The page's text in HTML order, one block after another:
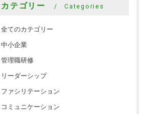
カテゴリー Categories
全てのカテゴリー
中小企業
管理職研修
リーダーシップ
ファシリテーション
コミュニケーション